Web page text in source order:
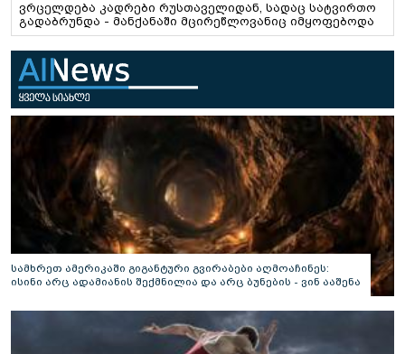
ვრცელდება კადრები რუსთაველიდან, სადაც სატვირთო
გადაბრუნდა - მანქანაში მცირეწლოვანიც იმყოფებოდა
სამხრეთ ამერიკაში გიგანტური გვირაბები აღმოაჩინეს:
ისინი არც ადამიანის შექმნილია და არც ბუნების - ვინ ააშენა